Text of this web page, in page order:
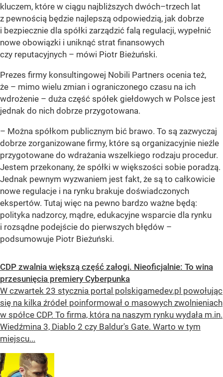
kluczem, które w ciągu najbliższych dwóch–trzech lat
z pewnością będzie najlepszą odpowiedzią, jak dobrze
i bezpiecznie dla spółki zarządzić falą regulacji, wypełnić
nowe obowiązki i uniknąć strat finansowych
czy reputacyjnych – mówi Piotr Bieżuński.
Prezes firmy konsultingowej Nobili Partners ocenia też,
że – mimo wielu zmian i ograniczonego czasu na ich
wdrożenie – duża część spółek giełdowych w Polsce jest
jednak do nich dobrze przygotowana.
– Można spółkom publicznym bić brawo. To są zazwyczaj
dobrze zorganizowane firmy, które są organizacyjnie nieźle
przygotowane do wdrażania wszelkiego rodzaju procedur.
Jestem przekonany, że spółki w większości sobie poradzą.
Jednak pewnym wyzwaniem jest fakt, że są to całkowicie
nowe regulacje i na rynku brakuje doświadczonych
ekspertów. Tutaj więc na pewno bardzo ważne będą:
polityka nadzorcy, mądre, edukacyjne wsparcie dla rynku
i rozsądne podejście do pierwszych błędów –
podsumowuje Piotr Bieżuński.
CDP zwalnia większą część załogi. Nieoficjalnie: To wina
przesunięcia premiery Cyberpunka
W czwartek 23 stycznia portal polskigamedev.pl powołując
się na kilka źródeł poinformował o masowych zwolnieniach
w spółce CDP. To firma, która na naszym rynku wydała m.in.
Wiedźmina 3, Diablo 2 czy Baldur's Gate. Warto w tym
miejscu...